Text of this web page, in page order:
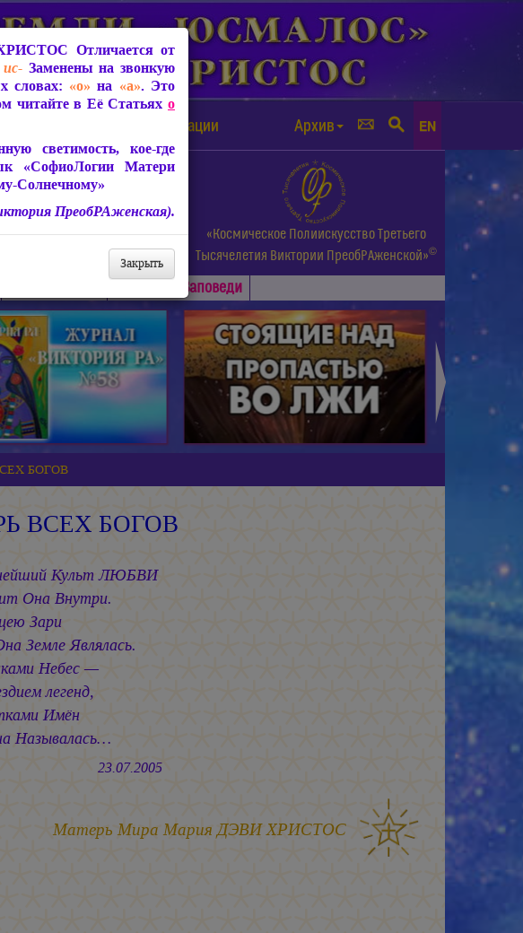
Защита от чипизации Архив EN
Слово Матери Мира.
Книги, Видео, Аудио и др.
«Космическое Полиискусство Третьего
Тысячелетия Виктории ПреобРАженской»©
Заповеди ►
БОГОВ
ВСЕХ БОГОВ
Культ ЛЮБВИ
Она Внутри.
Зари
Земле Являлась.
Небес —
легенд,
Имён
Называлась…
Матерь Мира Мария ДЭВИ ХРИСТОС
Отличается от
ис-Заменены на звонкую
словах: «о» на «а». Это
читайте в Её Статьях о
светимость, кое-где
«СофиоЛогии Матери
Солнечному»
ПреобРАженская).
Закрыть